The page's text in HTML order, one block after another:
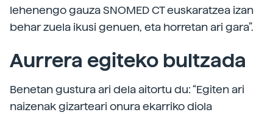
lehenengo gauza SNOMED CT euskaratzea izan
behar zuela ikusi genuen, eta horretan ari gara”.
Aurrera egiteko bultzada
Benetan gustura ari dela aitortu du: “Egiten ari
naizenak gizarteari onura ekarriko diola